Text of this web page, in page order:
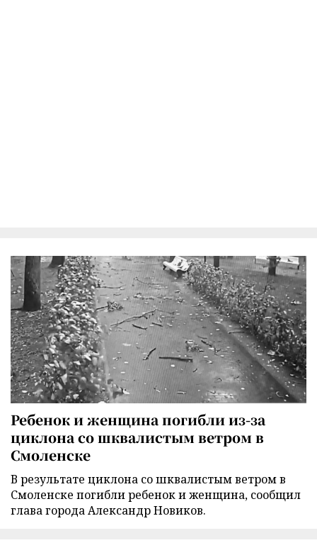
Ребенок и женщина погибли из-за
циклона со шквалистым ветром в
Смоленске
В результате циклона со шквалистым ветром в
Смоленске погибли ребенок и женщина, сообщил
глава города Александр Новиков.